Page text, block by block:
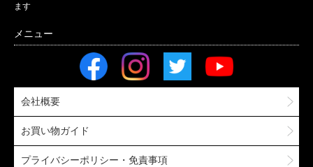
ます
会社概要
お買い物ガイド
プライバシーポリシー・免責事項